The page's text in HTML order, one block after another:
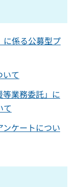
に係る公募型プ
て
業務委託」に
て
ケートについ